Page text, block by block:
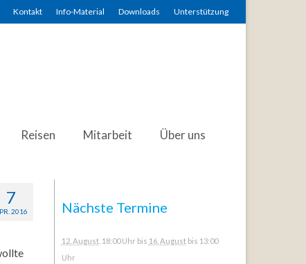
Kontakt Info-Material Downloads Unterstützung
Reisen Mitarbeit Über uns
7
2016 Nächste Termine
12. August, 18:00 Uhr bis 16. Augustbis 13:00
Uhr